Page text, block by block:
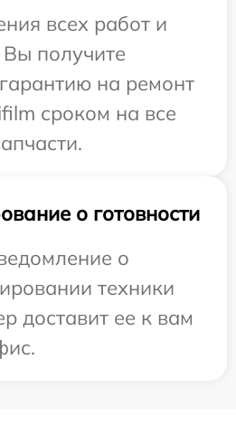
всех работ и
получите
на ремонт
сроком на все
о готовности
о
техники
доставит ее к вам